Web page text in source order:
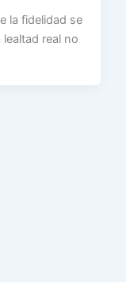
la fidelidad se
real no